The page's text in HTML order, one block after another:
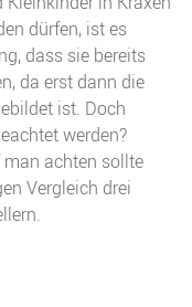
dürfen, ist es
dass sie bereits
da erst dann die
ist. Doch
werden?
achten sollte
Vergleich drei